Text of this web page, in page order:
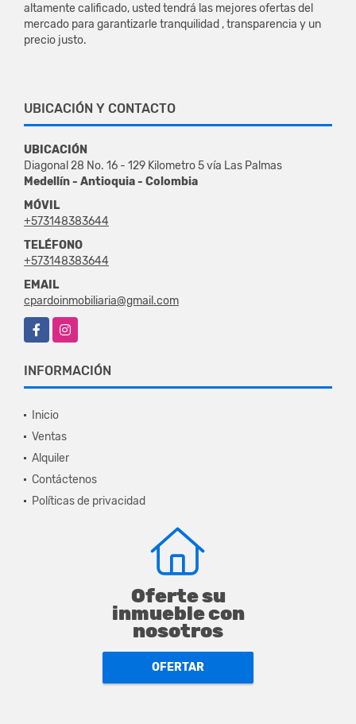
altamente calificado, usted tendrá las mejores ofertas del
mercado para garantizarle tranquilidad , transparencia y un
precio justo.
UBICACIÓN Y CONTACTO
UBICACIÓN
Diagonal 28 No. 16 - 129 Kilometro 5 vía Las Palmas
Medellín - Antioquia - Colombia
MÓVIL
+573148383644
TELÉFONO
+573148383644
EMAIL
cpardoinmobiliaria@gmail.com
FacebookInstagram
INFORMACIÓN
Inicio
Ventas
Alquiler
Contáctenos
Políticas de privacidad
Oferte su
inmueble con
nosotros
OFERTAR